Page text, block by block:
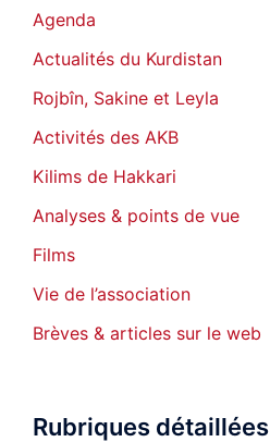
Agenda
Actualités du Kurdistan
Rojbîn, Sakine et Leyla
Activités des AKB
Kilims de Hakkari
Analyses & points de vue
Films
Vie de l’association
Brèves & articles sur le web
Rubriques détaillées